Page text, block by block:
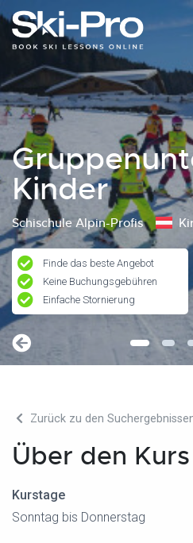
Kinder
Schischule Alpin-Profis
Finde das beste Angebot
Keine Buchungsgebühren
Einfache Stornierung
Zurück zu den
Über den Kurs
Kurstage
Sonntag bis Donnerstag